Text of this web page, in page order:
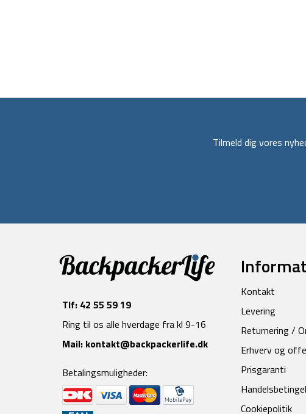
Tilmeld dig vores
Tlf: 42 55 59 19
Ring til os alle hverdage fra kl 9-16
Mail: kontakt@backpackerlife.dk
Betalingsmuligheder:
Kontakt
Levering
Returnering /
Erhverv og
Prisgaranti
Cookiepolitik